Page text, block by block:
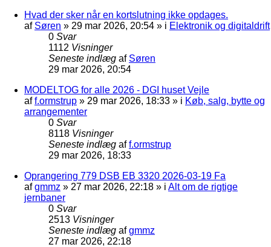
Hvad der sker når en kortslutning ikke opdages.
af Søren » 29 mar 2026, 20:54 » i Elektronik og digitaldrift
0 Svar
1112 Visninger
Seneste indlæg af Søren
29 mar 2026, 20:54
MODELTOG for alle 2026 - DGI huset Vejle
aff.ormstrup » 29 mar 2026, 18:33 » i Køb, salg, bytte og
arrangementer
0 Svar
8118 Visninger
Seneste indlæg aff.ormstrup
29 mar 2026, 18:33
Oprangering 779 DSB EB 3320 2026-03-19 Fa
afgmmz » 27 mar 2026, 22:18 » i Alt om de rigtige
jernbaner
0 Svar
2513 Visninger
Seneste indlæg afgmmz
27 mar 2026, 22:18